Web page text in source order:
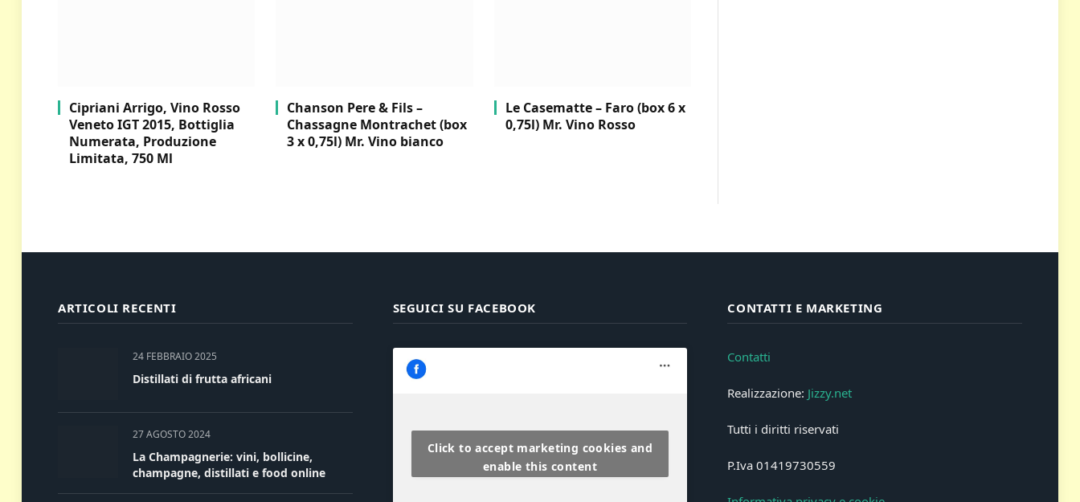
Cipriani Arrigo, Vino Rosso
Veneto IGT 2015, Bottiglia
Numerata, Produzione
Limitata, 750 Ml
Chanson Pere & Fils –
Chassagne Montrachet (box
3 x 0,75l) Mr. Vino bianco
Le Casematte – Faro (box 6 x
0,75l) Mr. Vino Rosso
ARTICOLI RECENTI
24 FEBBRAIO 2025
Distillati di frutta africani
27 AGOSTO 2024
La Champagnerie: vini, bollicine,
champagne, distillati e food online
SEGUICI SU FACEBOOK
Click to accept marketing cookies and
enable this content
CONTATTI E MARKETING
Contatti
Realizzazione: Jizzy.net
Tutti i diritti riservati
P.Iva 01419730559